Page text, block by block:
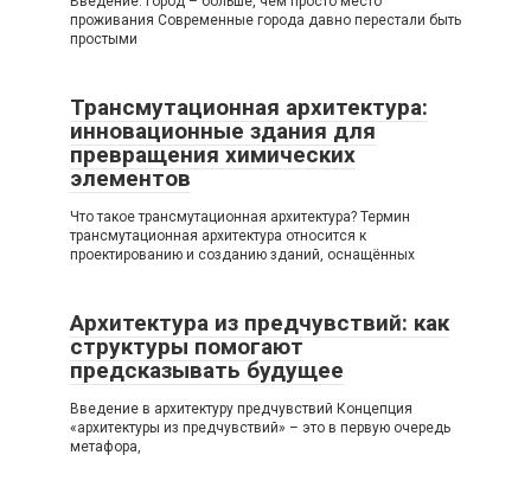
проживания Современные города давно перестали быть
простыми
Трансмутационная архитектура:
инновационные здания для
превращения химических
элементов
Что такое трансмутационная архитектура? Термин
трансмутационная архитектура относится к
проектированию и созданию зданий, оснащённых
Архитектура из предчувствий: как
структуры помогают
предсказывать будущее
Введение в архитектуру предчувствий Концепция
«архитектуры из предчувствий» – это в первую очередь
метафора,